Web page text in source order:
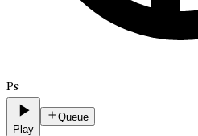
Ps
Play
Queue